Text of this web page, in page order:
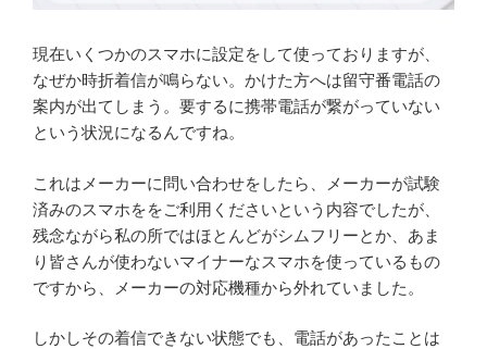
現在いくつかのスマホに設定をして使っておりますが、
なぜか時折着信が鳴らない。かけた方へは留守番電話の
案内が出てしまう。要するに携帯電話が繋がっていない
という状況になるんですね。
これはメーカーに問い合わせをしたら、メーカーが試験
済みのスマホををご利用くださいという内容でしたが、
残念ながら私の所ではほとんどがシムフリーとか、あま
り皆さんが使わないマイナーなスマホを使っているもの
ですから、メーカーの対応機種から外れていました。
しかしその着信できない状態でも、電話があったことは